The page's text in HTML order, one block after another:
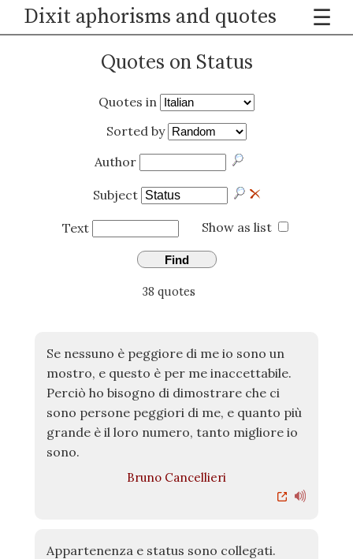
Dixit aphorisms and quotes
☰
Quotes on Status
Quotes in
Sorted by
Author
Subject
Text Show as list
Find
38 quotes
Se nessuno è peggiore di me io sono un
mostro, e questo è per me inaccettabile.
Perciò ho bisogno di dimostrare che ci
sono persone peggiori di me, e quanto più
grande è il loro numero, tanto migliore io
sono.
Bruno Cancellieri
Appartenenza e status sono collegati.